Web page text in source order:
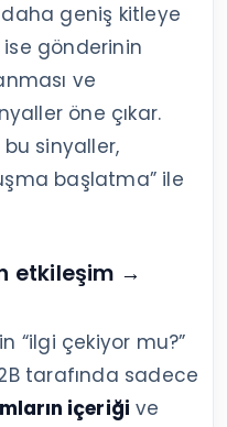
geniş kitleye
ise gönderinin
ve
öne çıkar.
bu sinyaller,
başlatma” ile
etkileşim →
“ilgi çekiyor mu?”
tarafında sadece
içeriği ve